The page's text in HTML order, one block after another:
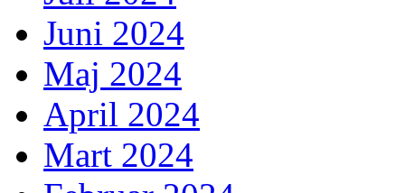
Juni 2024
Maj 2024
April 2024
Mart 2024